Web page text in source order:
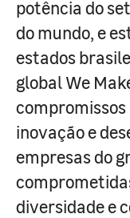
potência do
do mundo, e
estados
global We
inovação e
empresas do
diversidade e